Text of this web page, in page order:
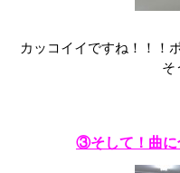
カッコイイですね！！！
そ
③そして！曲に